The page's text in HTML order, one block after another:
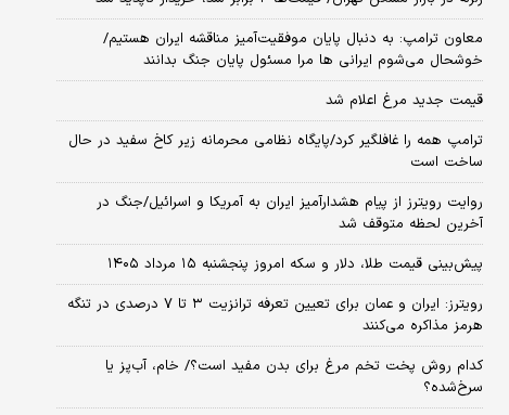
معاون ترامپ: به دنبال پایان موفقیت‌آمیز مناقشه ایران هستیم/
خوشحال می‌شوم ایرانی ها مرا مسئول پایان جنگ بدانند
قیمت جدید مرغ اعلام شد
ترامپ همه را غافلگیر کرد/پایگاه نظامی محرمانه زیر کاخ سفید در حال
ساخت است
روایت رویترز از پیام هشدارآمیز ایران به آمریکا و اسرائیل/جنگ در
آخرین لحظه متوقف شد
پیش‌بینی قیمت طلا، دلار و سکه امروز پنجشنبه ۱۵ مرداد ۱۴۰۵
رویترز: ایران و عمان برای تعیین تعرفه ترانزیت ۳ تا ۷ درصدی در تنگه
هرمز مذاکره می‌کنند
کدام روش پخت تخم مرغ برای بدن مفید است؟/ خام، آب‌پز یا
سرخ‌شده؟